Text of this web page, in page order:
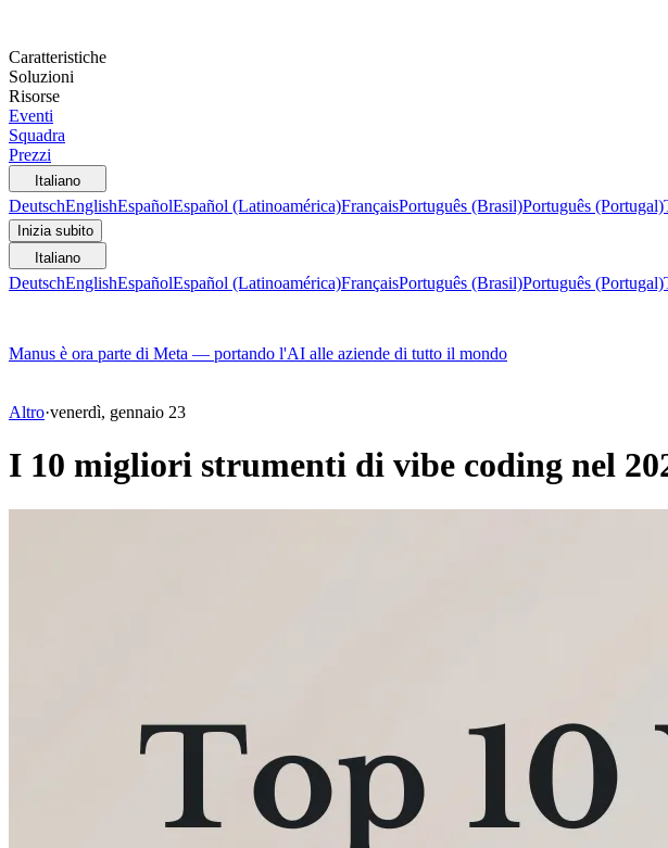
Caratteristiche
Soluzioni
Risorse
Eventi
Squadra
Prezzi
Italiano
DeutschEnglishEspañolEspañol (Latinoamérica)FrançaisPortuguês (Brasil)Português (Portugal)
Inizia subito
Italiano
DeutschEnglishEspañolEspañol (Latinoamérica)FrançaisPortuguês (Brasil)Português (Portugal)
Manus è ora parte di Meta — portando l'AI alle aziende di tutto il mondo
Altro·venerdì, gennaio 23
I 10 migliori strumenti di vibe coding nel